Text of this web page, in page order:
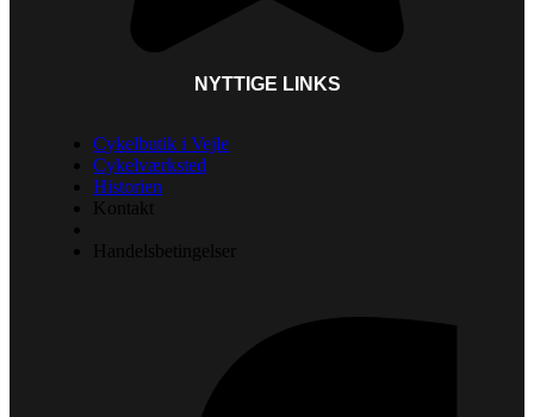
NYTTIGE LINKS
Cykelbutik i Vejle
Cykelværksted
Historien
Kontakt
Handelsbetingelser